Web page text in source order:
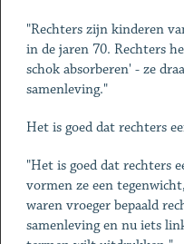
"Rechters zijn kinderen
in de jaren 70. Rechters
schok absorberen' - ze
samenleving."
Het is goed dat rechters
"Het is goed dat rechters
vormen ze een
waren vroeger bepaald
samenleving en nu iets